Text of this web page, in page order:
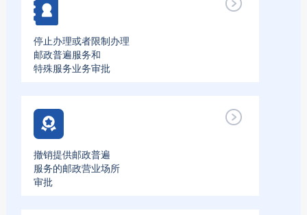
停止办理或者限制办理
邮政普遍服务和
特殊服务业务审批
撤销提供邮政普遍
服务的邮政营业场所
审批